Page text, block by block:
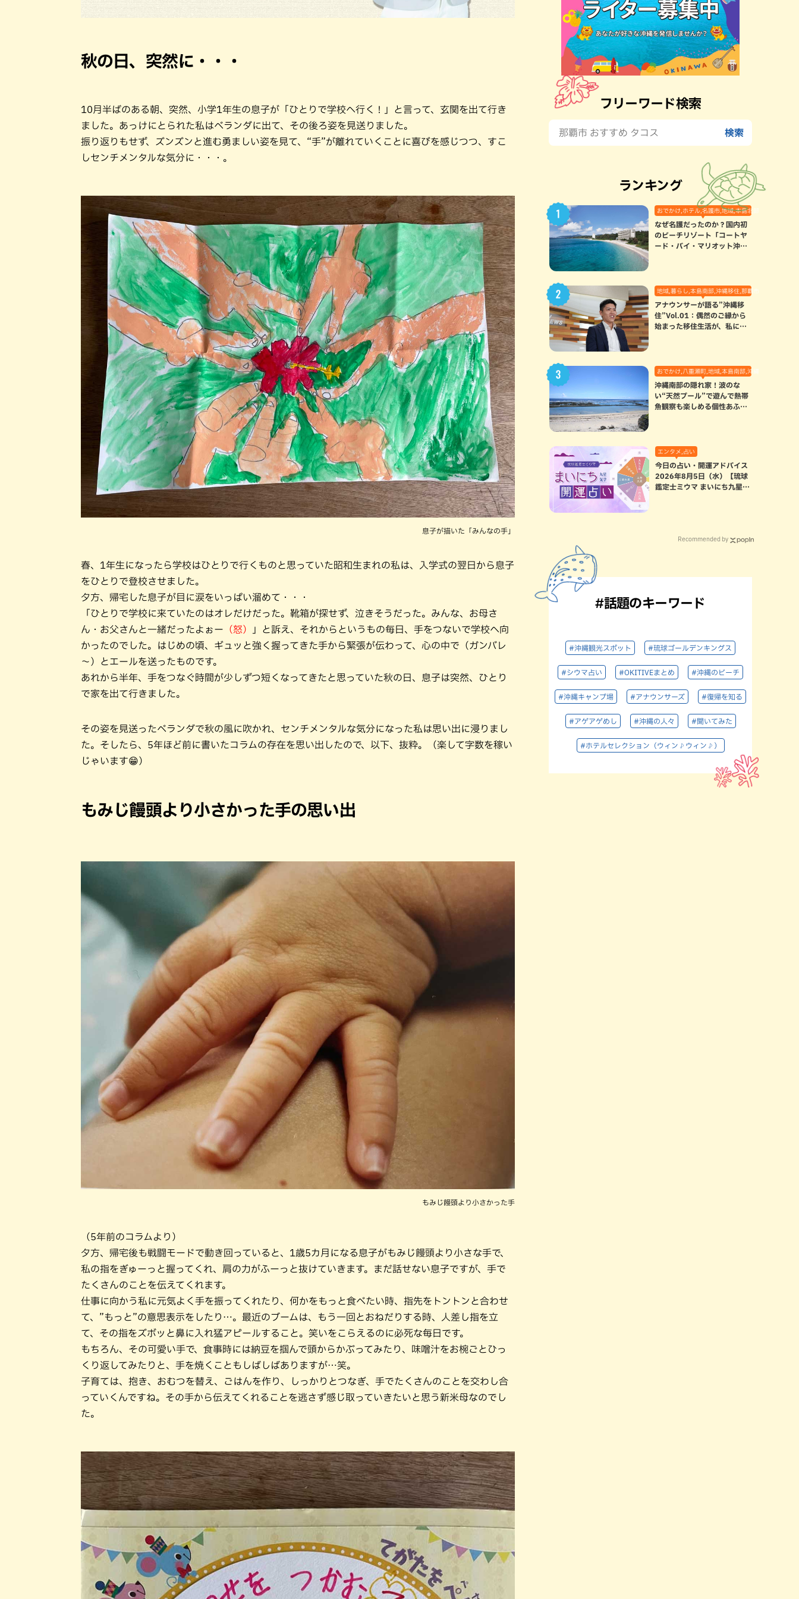
秋の日、突然に・・・
10月半ばのある朝、突然、小学1年生の息子が「ひとりで学校へ行く！」と言って、玄関を出て行き
ました。あっけにとられた私はベランダに出て、その後ろ姿を見送りました。
振り返りもせず、ズンズンと進む勇ましい姿を見て、“手”が離れていくことに喜びを感じつつ、すこ
しセンチメンタルな気分に・・・。
息子が描いた「みんなの手」
春、1年生になったら学校はひとりで行くものと思っていた昭和生まれの私は、入学式の翌日から息子
をひとりで登校させました。
夕方、帰宅した息子が目に涙をいっぱい溜めて・・・
「ひとりで学校に来ていたのはオレだけだった。靴箱が探せず、泣きそうだった。みんな、お母さ
ん・お父さんと一緒だったよぉー （怒）
」と訴え、それからというもの毎日、手をつないで学校へ向
かったのでした。はじめの頃、ギュッと強く握ってきた手から緊張が伝わって、心の中で（ガンバレ
～）とエールを送ったものです。
あれから半年、手をつなぐ時間が少しずつ短くなってきたと思っていた秋の日、息子は突然、ひとり
で家を出て行きました。
その姿を見送ったベランダで秋の風に吹かれ、センチメンタルな気分になった私は思い出に浸りまし
た。そしたら、5年ほど前に書いたコラムの存在を思い出したので、以下、抜粋。（楽して字数を稼い
じゃいます😁）
もみじ饅頭より小さかった手の思い出
もみじ饅頭より小さかった手
（5年前のコラムより）
夕方、帰宅後も戦闘モードで動き回っていると、1歳5カ月になる息子がもみじ饅頭より小さな手で、
私の指をぎゅーっと握ってくれ、肩の力がふーっと抜けていきます。まだ話せない息子ですが、手で
たくさんのことを伝えてくれます。
仕事に向かう私に元気よく手を振ってくれたり、何かをもっと食べたい時、指先をトントンと合わせ
て、”もっと”の意思表示をしたり…。最近のブームは、もう一回とおねだりする時、人差し指を立
て、その指をズボッと鼻に入れ猛アピールすること。笑いをこらえるのに必死な毎日です。
もちろん、その可愛い手で、食事時には納豆を掴んで頭からかぶってみたり、味噌汁をお椀ごとひっ
くり返してみたりと、手を焼くこともしばしばありますが…笑。
子育ては、抱き、おむつを替え、ごはんを作り、しっかりとつなぎ、手でたくさんのことを交わし合
っていくんですね。その手から伝えてくれることを逃さず感じ取っていきたいと思う新米母なのでし
た。
フリーワード検索
ランキング
おでかけ,ホテル,名護市,地域,本島北部
なぜ名護だったのか？国内初
のビーチリゾート「コートヤ
ード・バイ・マリオット沖縄
地域,暮らし,本島南部,沖縄移住,那覇市
アナウンサーが語る”沖縄移
住”Vol.01：偶然のご縁から
始まった移住生活が、私にと
おでかけ,八重瀬町,地域,本島南部,沖縄の海,自然
沖縄南部の隠れ家！波のな
い“天然プール”で遊んで熱帯
魚観察も楽しめる個性あふれ
エンタメ,占い
今日の占い・開運アドバイス
2026年8月5日（水）【琉球
鑑定士ミウマ まいにち九星気
Recommended by
#話題のキーワード
#沖縄観光スポット #琉球ゴールデンキングス
#シウマ占い #OKITIVEまとめ #沖縄のビーチ
#沖縄キャンプ場 #アナウンサーズ #復帰を知る
#アゲアゲめし #沖縄の人々 #聞いてみた
#ホテルセレクション（ウィン♪ウィン♪）